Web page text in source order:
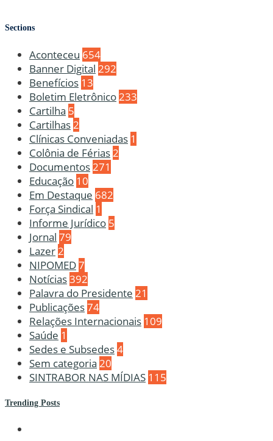
Sections
Aconteceu 654
Banner Digital 292
Benefícios 13
Boletim Eletrônico 233
Cartilha 5
Cartilhas 2
Clínicas Conveniadas 1
Colônia de Férias 2
Documentos 271
Educação 10
Em Destaque 682
Força Sindical 1
Informe Jurídico 5
Jornal 79
Lazer 2
NIPOMED7
Notícias392
Palavra do Presidente 21
Publicações74
Relações Internacionais 109
Saúde 1
Sedes e Subsedes4
Sem categoria 20
SINTRABOR NAS MÍDIAS 115
Trending Posts